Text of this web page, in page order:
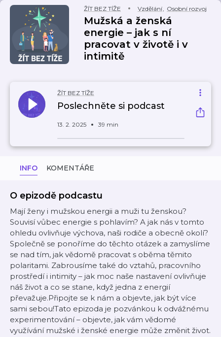
ŽÍT BEZ TÍŽE Vzdělání, Osobní rozvoj
Mužská a ženská
energie – jak s ní
pracovat v životě i v
intimitě
ŽÍT BEZ TÍŽE
Poslechněte si podcast
13. 2. 2025 39 min
INFO KOMENTÁŘE
O epizodě podcastu
Mají ženy i mužskou energii a muži tu ženskou?
Souvisí vůbec energie s pohlavím? A jak nás v tomto
ohledu ovlivňuje výchova, naši rodiče a obecně okolí?
Společně se ponoříme do těchto otázek a zamyslíme
se nad tím, jak vědomě pracovat s oběma těmito
polaritami. Zabrousíme také do vztahů, pracovního
prostředí i intimity – jak moc naše nastavení ovlivňuje
náš život a co se stane, když jedna z energií
převažuje.Připojte se k nám a objevte, jak být více
sami sebou!Tato epizoda je pozvánkou k odvážnému
experimentování – objevte, jak vám vědomé
využívání mužské i ženské energie může změnit život.